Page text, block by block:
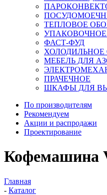
ТЕПЛОВОЕ
ФАСТ-ФУД
ХОЛОДИЛЬНОЕ
МЕБЕЛЬ ДЛЯ
ПРАЧЕЧНОЕ
ШКАФЫ ДЛЯ
По производителям
Рекомендуем
Акции и распродажи
Проектирование
Кофемашина
Главная
- Каталог